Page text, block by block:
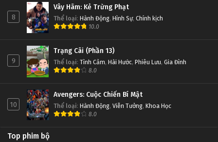
8
Vây Hãm: Kẻ Trừng Phạt
Thể loại: Hành Động, Hình Sự, Chính kịch
10.0
9
Trạng Cãi (Phần 13)
Thể loại: Tình Cảm, Hài Hước, Phiêu Lưu, Gia Đình
8.0
10
Avengers: Cuộc Chiến Bí Mật
Thể loại: Hành Động, Viễn Tưởng, Khoa Học
8.0
Top phim bộ